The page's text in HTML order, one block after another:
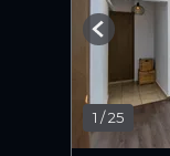
1 /25
Previous